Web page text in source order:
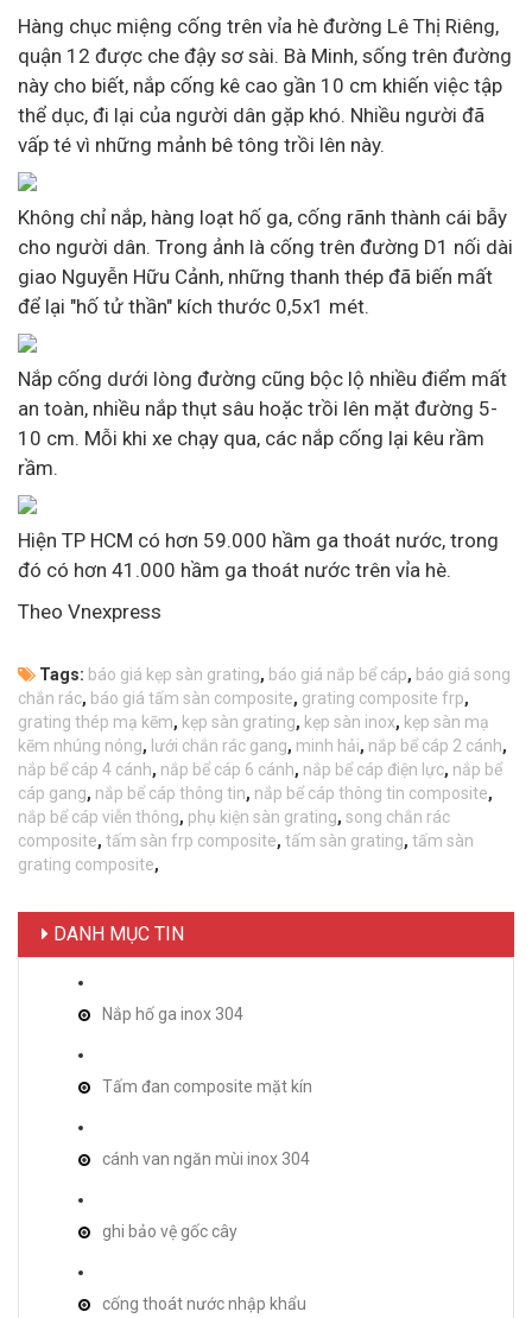
Hàng chục miệng cống trên vỉa hè đường Lê Thị Riêng,
quận 12 được che đậy sơ sài. Bà Minh, sống trên đường
này cho biết, nắp cống kê cao gần 10 cm khiến việc tập
thể dục, đi lại của người dân gặp khó. Nhiều người đã
vấp té vì những mảnh bê tông trồi lên này.
Không chỉ nắp, hàng loạt hố ga, cống rãnh thành cái bẫy
cho người dân. Trong ảnh là cống trên đường D1 nối dài
giao Nguyễn Hữu Cảnh, những thanh thép đã biến mất
để lại "hố tử thần" kích thước 0,5x1 mét.
Nắp cống dưới lòng đường cũng bộc lộ nhiều điểm mất
an toàn, nhiều nắp thụt sâu hoặc trồi lên mặt đường 5-
10 cm. Mỗi khi xe chạy qua, các nắp cống lại kêu rầm
rầm.
Hiện TP HCM có hơn 59.000 hầm ga thoát nước, trong
đó có hơn 41.000 hầm ga thoát nước trên vỉa hè.
Theo Vnexpress
Tags: báo giá kẹp sàn grating, báo giá nắp bể cáp, báo giá song
chắn rác, báo giá tấm sàn composite, grating composite frp,
grating thép mạ kẽm, kẹp sàn grating, kẹp sàn inox, kẹp sàn mạ
kẽm nhúng nóng, lưới chắn rác gang, minh hải, nắp bể cáp 2 cánh,
nắp bể cáp 4 cánh, nắp bể cáp 6 cánh, nắp bể cáp điện lực, nắp bể
cáp gang, nắp bể cáp thông tin, nắp bể cáp thông tin composite,
nắp bể cáp viễn thông, phụ kiện sàn grating, song chắn rác
composite, tấm sàn frp composite, tấm sàn grating, tấm sàn
grating composite,
DANH MỤC TIN
Nắp hố ga inox 304
Tấm đan composite mặt kín
cánh van ngăn mùi inox 304
ghi bảo vệ gốc cây
cống thoát nước nhập khẩu